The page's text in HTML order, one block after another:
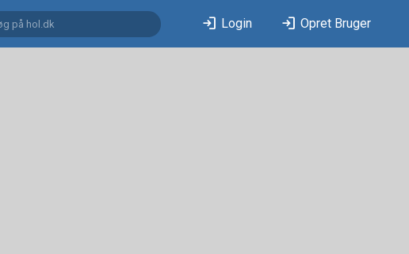
login Login login Opret Bruger